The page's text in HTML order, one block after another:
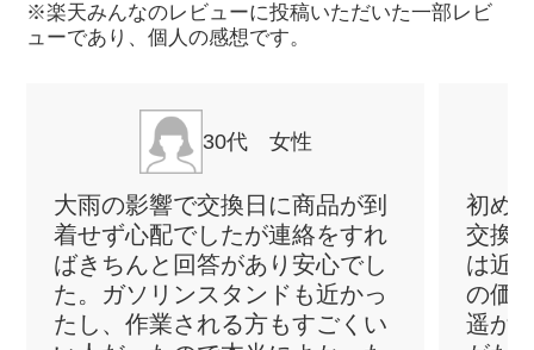
※楽天みんなのレビューに投稿いただいた一部レビ
ューであり、個人の感想です。
30代 女性
大雨の影響で交換日に商品が到
着せず心配でしたが連絡をすれ
ばきちんと回答があり安心でし
た。ガソリンスタンドも近かっ
たし、作業される方もすごくい
初め
交換
は近
の価
遥か